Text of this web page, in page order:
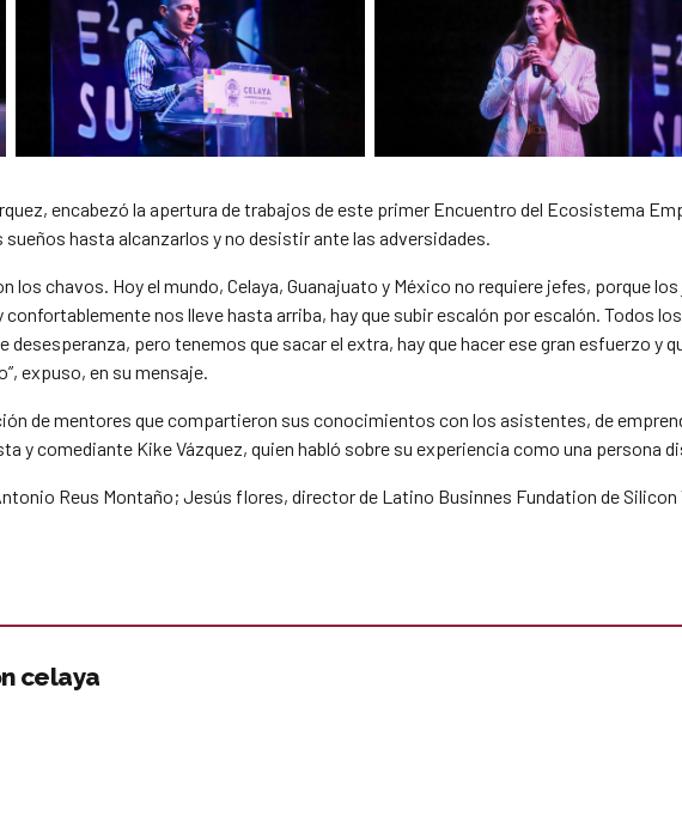
encabezó la apertura de trabajos de este primer Encuentro del Ecosistema
hasta alcanzarlos y no desistir ante las adversidades.
los chavos. Hoy el mundo, Celaya, Guanajuato y México no requiere jefes, porque
nos lleve hasta arriba, hay que subir escalón por escalón. Todos
pero tenemos que sacar el extra, hay que hacer ese gran esfuerzo y
expuso, en su mensaje.
de mentores que compartieron sus conocimientos con los asistentes, de
y comediante Kike Vázquez, quien habló sobre su experiencia como una persona
Reus Montaño; Jesús flores, director de Latino Businnes Fundation de
celaya